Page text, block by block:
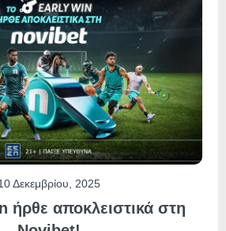
Δεκεμβρίου, 2025
ήρθε αποκλειστικά στη